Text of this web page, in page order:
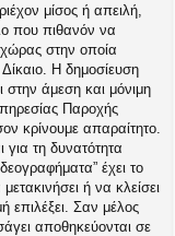
μίσος ή απειλή,
που πιθανόν να
χώρας στην οποία
Δίκαιο. Η δημοσίευση
στην άμεση και μόνιμη
Παροχής
κρίνουμε απαραίτητο.
τη δυνατότητα
έχει το
ή να κλείσει
επιλέξει. Σαν μέλος
αποθηκεύονται σε